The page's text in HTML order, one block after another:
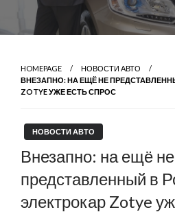
HOMEPAGE
НОВОСТИ АВТО
ВНЕЗАПНО: НА ЕЩЁ НЕ
ZOTYE УЖЕ ЕСТЬ СПРОС
НОВОСТИ АВТО
Внезапно: на ещё не
представленный в
электрокар Zotye